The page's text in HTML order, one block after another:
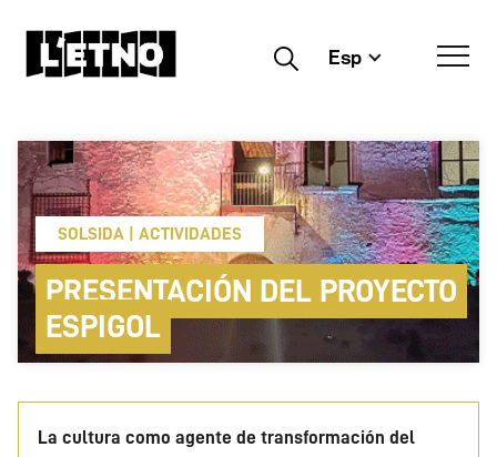
Buscar Esp
SOLSIDA | ACTIVIDADES
PRESENTACIÓN DEL PROYECTO
ESPIGOL
La cultura como agente de transformación del